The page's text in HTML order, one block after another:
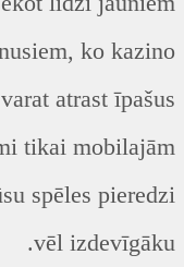
ko kazino
atrast īpašus
tikai mobilajām
spēles pieredzi
vēl izdevīgāku.